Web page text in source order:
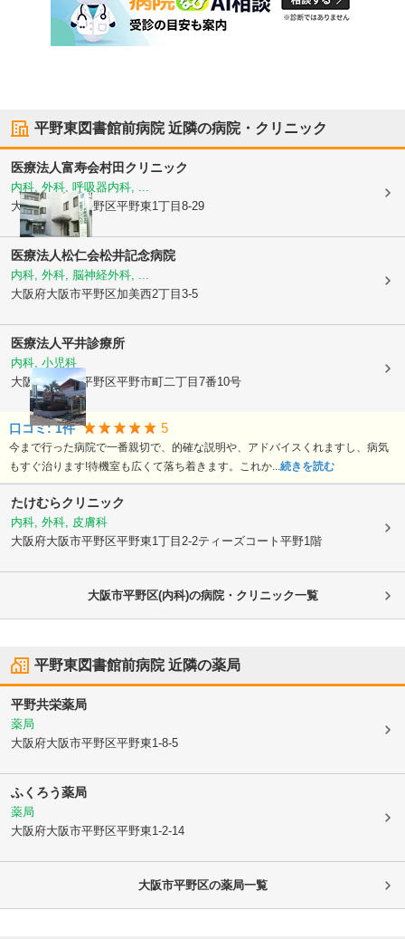
平野東図書館前病院近隣の病院・クリニック
医療法人富寿会村田クリニック
内科, 外科, 呼吸器内科, ...
大阪府大阪市平野区平野東1丁目8-29
医療法人松仁会松井記念病院
内科, 外科, 脳神経外科, ...
大阪府大阪市平野区加美西2丁目3-5
医療法人平井診療所
内科, 小児科
大阪府大阪市平野区平野市町二丁目7番10号
口コミ:1件 5
今まで行った病院で一番親切で、的確な説明や、アドバイスくれますし、病気
もすぐ治ります!待機室も広くて落ち着きます。これか...続きを読む
たけむらクリニック
内科, 外科, 皮膚科
大阪府大阪市平野区平野東1丁目2-2ティーズコート平野1階
大阪市平野区(内科)の病院・クリニック一覧
平野東図書館前病院近隣の薬局
平野共栄薬局
薬局
大阪府大阪市平野区平野東1-8-5
ふくろう薬局
薬局
大阪府大阪市平野区平野東1-2-14
大阪市平野区の薬局一覧